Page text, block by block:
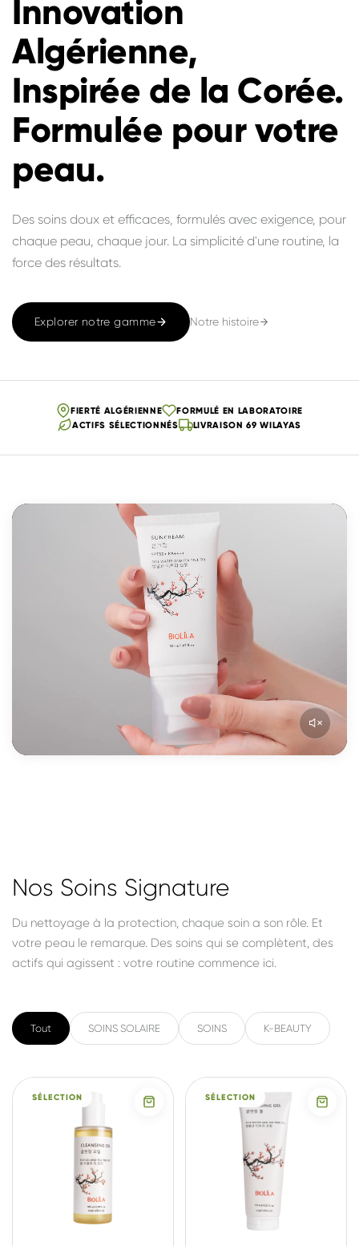
Innovation
Algérienne,
Inspirée de la Corée.
Formulée pour votre
peau.
Des soins doux et efficaces, formulés avec exigence, pour
chaque peau, chaque jour. La simplicité d'une routine, la
force des résultats.
Explorer notre gamme Notre histoire
FIERTÉ ALGÉRIENNE
FORMULÉ EN LABORATOIRE
ACTIFS SÉLECTIONNÉS
LIVRAISON 69 WILAYAS
Nos Soins Signature
Du nettoyage à la protection, chaque soin a son rôle. Et
votre peau le remarque. Des soins qui se complètent, des
actifs qui agissent : votre routine commence ici.
Tout SOINS SOLAIRE SOINS K-BEAUTY
SÉLECTION SÉLECTION